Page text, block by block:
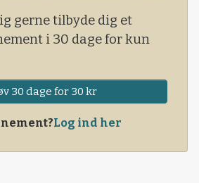
gerne tilbyde dig et
i 30 dage for kun
30 dage for 30 kr
Log ind her